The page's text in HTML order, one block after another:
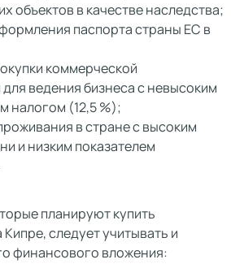
объектов в качестве наследства;
паспорта страны ЕС в
коммерческой
ведения бизнеса с невысоким
налогом (12,5 %);
в стране с высоким
и низким показателем
планируют купить
следует учитывать и
финансового вложения: